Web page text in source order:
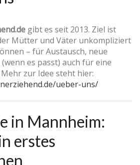
gibt es seit 2013. Ziel ist
Mütter und Väter unkompliziert
– für Austausch, neue
es passt) auch für eine
zur Idee steht hier:
ueber-uns/
in Mannheim:
erstes